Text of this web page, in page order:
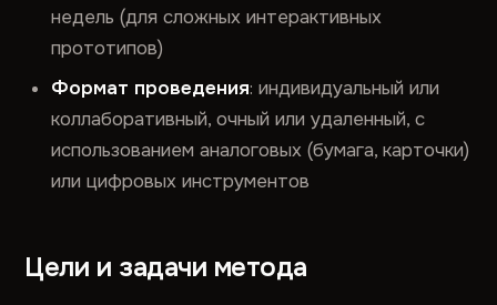
недель (для сложных интерактивных
прототипов)
Формат проведения: индивидуальный или
коллаборативный, очный или удаленный, с
использованием аналоговых (бумага, карточки)
или цифровых инструментов
Цели и задачи метода